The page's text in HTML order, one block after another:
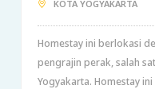
KOTA YOGYAKARTA
Homestay ini berlokasi
pengrajin perak, salah
Yogyakarta. Homestay